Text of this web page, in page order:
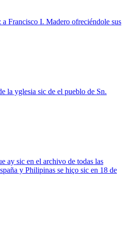
Francisco I. Madero ofreciéndole sus
la yglesia sic de el pueblo de Sn.
ay sic en el archivo de todas las
y Philipinas se hiço sic en 18 de